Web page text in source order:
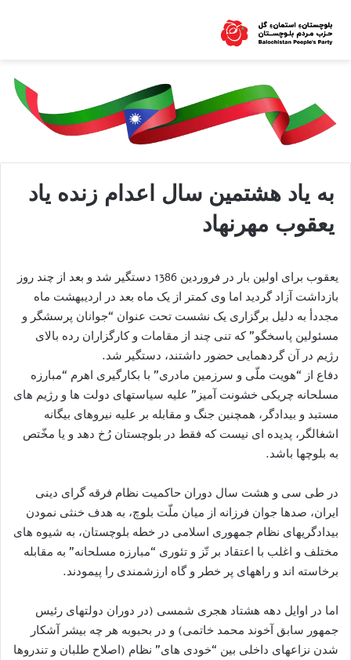
به یاد هشتمین سال اعدام زنده یاد
یعقوب مهرنهاد
یعقوب برای اولین بار در فروردین 1386 دستگیر شد و بعد از چند روز
بازداشت آزاد گردید اما وی کمتر از یک ماه بعد در اردیبهشت ماه
مجددأ به دلیل برگزاری یک نشست تحت عنوان “جوانان پرسشگر و
مسئولین پاسخگو” که تنی چند از مقامات و کارگزاران رده بالای
رژیم در آن گردهمایی حضور داشتند، دستگیر شد.
دفاع از “هویت ملّی و سرزمین مادری” با بکارگیری اهرم “مبارزه
مسلحانه چریکی خشونت آمیز” علیه سیاستهای دولت ها و رژیم های
مستبد و بیدادگر، همچنین جنگ و مقابله بر علیه نیروهای بیگانه
اشغالگر، پدیده ای نیست که فقط در بلوچستان رُخ دهد و یا مخّتص
به بلوچها باشد.
در طی سی و هشت سال دوران حاکمیت نظام فرقه گرای دینی
ایران، صدها جوان فرزانه از میان ملّت بلوچ، به هدف خنثی نمودن
بیدادگریهای نظام جمهوری اسلامی در خطه بلوچستان، به شیوه های
مختلف و اغلب با اعتقاد بر تّز و تئوری “مبارزه مسلحانه” به مقابله
برخاسته اند و راههای پر خطر و گاه ارزشمندی را پیمودند.
اما در اوایل دهه هشتاد هجری شمسی (در دوران دولتهای رئیس
جمهور سابق آخوند محمد خاتمی) و در بحبوبه هر چه بیشر آشکار
شدن نزاعهای داخلی بین “خودی های” نظام (اصلاح طلبان و تندروها